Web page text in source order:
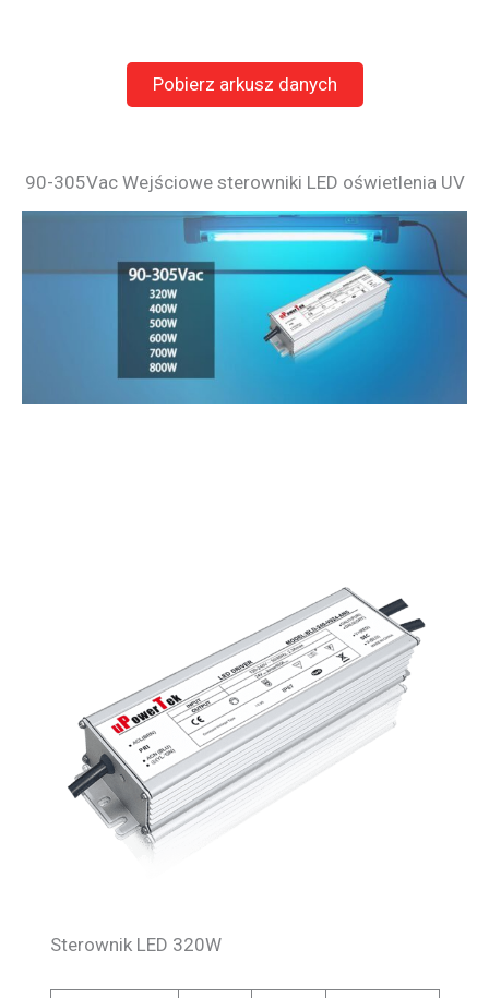
Pobierz arkusz danych
90-305Vac Wejściowe sterowniki LED oświetlenia UV
Sterownik LED 320W